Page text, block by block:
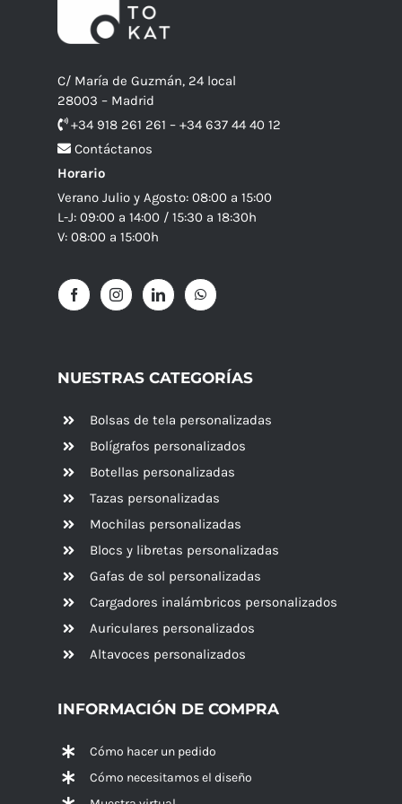
C/ María de Guzmán, 24 local
28003 – Madrid
+34 918 261 261 – +34 637 44 40 12
Contáctanos
Horario
Verano Julio y Agosto: 08:00 a 15:00
L-J: 09:00 a 14:00 / 15:30 a 18:30h
V: 08:00 a 15:00h
NUESTRAS CATEGORÍAS
Bolsas de tela personalizadas
Bolígrafos personalizados
Botellas personalizadas
Tazas personalizadas
Mochilas personalizadas
Blocs y libretas personalizadas
Gafas de sol personalizadas
Cargadores inalámbricos personalizados
Auriculares personalizados
Altavoces personalizados
INFORMACIÓN DE COMPRA
Cómo hacer un pedido
Cómo necesitamos el diseño